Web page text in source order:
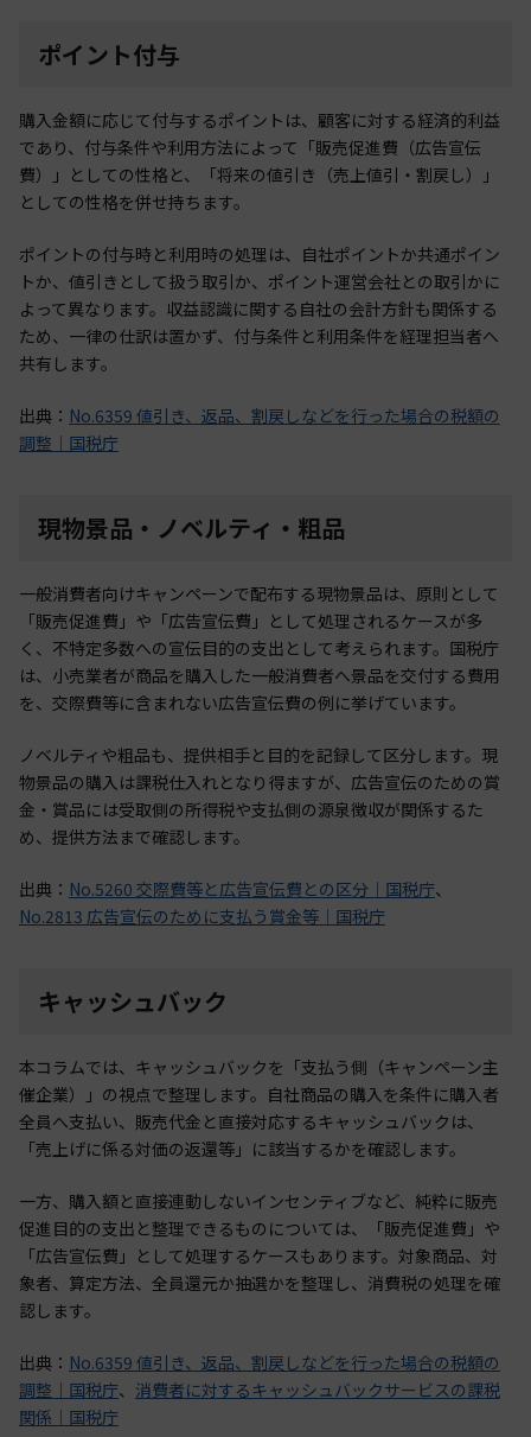
ポイント付与
購入金額に応じて付与するポイントは、顧客に対する経済的利益
であり、付与条件や利用方法によって「販売促進費（広告宣伝
費）」としての性格と、「将来の値引き（売上値引・割戻し）」
としての性格を併せ持ちます。
ポイントの付与時と利用時の処理は、自社ポイントか共通ポイン
トか、値引きとして扱う取引か、ポイント運営会社との取引かに
よって異なります。収益認識に関する自社の会計方針も関係する
ため、一律の仕訳は置かず、付与条件と利用条件を経理担当者へ
共有します。
出典： No.6359 値引き、返品、割戻しなどを行った場合の税額の
調整｜国税庁
現物景品・ノベルティ・粗品
一般消費者向けキャンペーンで配布する現物景品は、原則として
「販売促進費」や「広告宣伝費」として処理されるケースが多
く、不特定多数への宣伝目的の支出として考えられます。国税庁
は、小売業者が商品を購入した一般消費者へ景品を交付する費用
を、交際費等に含まれない広告宣伝費の例に挙げています。
ノベルティや粗品も、提供相手と目的を記録して区分します。現
物景品の購入は課税仕入れとなり得ますが、広告宣伝のための賞
金・賞品には受取側の所得税や支払側の源泉徴収が関係するた
め、提供方法まで確認します。
出典： No.5260 交際費等と広告宣伝費との区分｜国税庁、
No.2813 広告宣伝のために支払う賞金等｜国税庁
キャッシュバック
本コラムでは、キャッシュバックを「支払う側（キャンペーン主
催企業）」の視点で整理します。自社商品の購入を条件に購入者
全員へ支払い、販売代金と直接対応するキャッシュバックは、
「売上げに係る対価の返還等」に該当するかを確認します。
一方、購入額と直接連動しないインセンティブなど、純粋に販売
促進目的の支出と整理できるものについては、「販売促進費」や
「広告宣伝費」として処理するケースもあります。対象商品、対
象者、算定方法、全員還元か抽選かを整理し、消費税の処理を確
認します。
出典： No.6359 値引き、返品、割戻しなどを行った場合の税額の
調整｜国税庁、 消費者に対するキャッシュバックサービスの課税
関係｜国税庁